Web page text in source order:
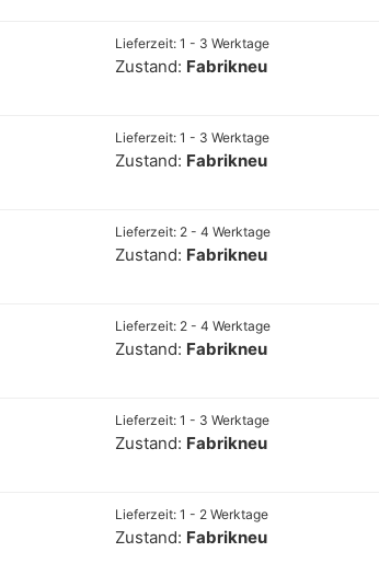
Lieferzeit: 1 - 3 Werktage
Zustand: Fabrikneu
Lieferzeit: 1 - 3 Werktage
Zustand: Fabrikneu
Lieferzeit: 2 - 4 Werktage
Zustand: Fabrikneu
Lieferzeit: 2 - 4 Werktage
Zustand: Fabrikneu
Lieferzeit: 1 - 3 Werktage
Zustand: Fabrikneu
Lieferzeit: 1 - 2 Werktage
Zustand: Fabrikneu